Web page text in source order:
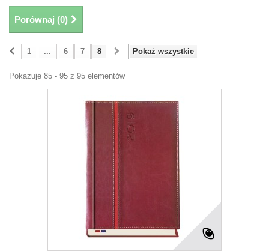
Porównaj (0)
Pokaż wszystkie
1 ... 6 7 8
Pokazuje 85 - 95 z 95 elementów